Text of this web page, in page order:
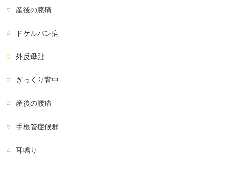
産後の膝痛
ドケルバン病
外反母趾
ぎっくり背中
産後の腰痛
手根管症候群
耳鳴り